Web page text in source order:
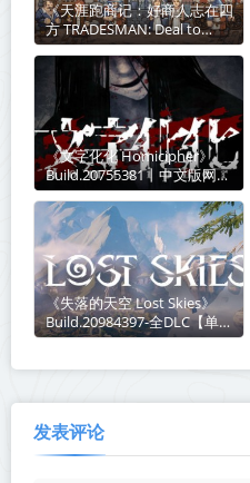
《天涯跑商记：好商人志在四
方 TRADESMAN: Deal to
Dealer》Build.21003541丨中
文版网盘下载
《文字化化 Homicipher》
Build.20755381丨中文版网盘
下载
《失落的天空 Lost Skies》
Build.20984397-全DLC【单机
+联机】丨中文版网盘下载
发表评论